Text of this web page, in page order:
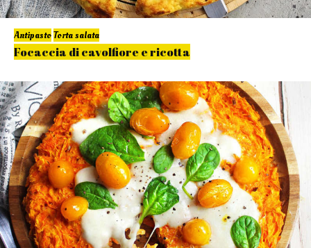
AntipastoTorta salata
Focaccia di cavolfiore e ricotta